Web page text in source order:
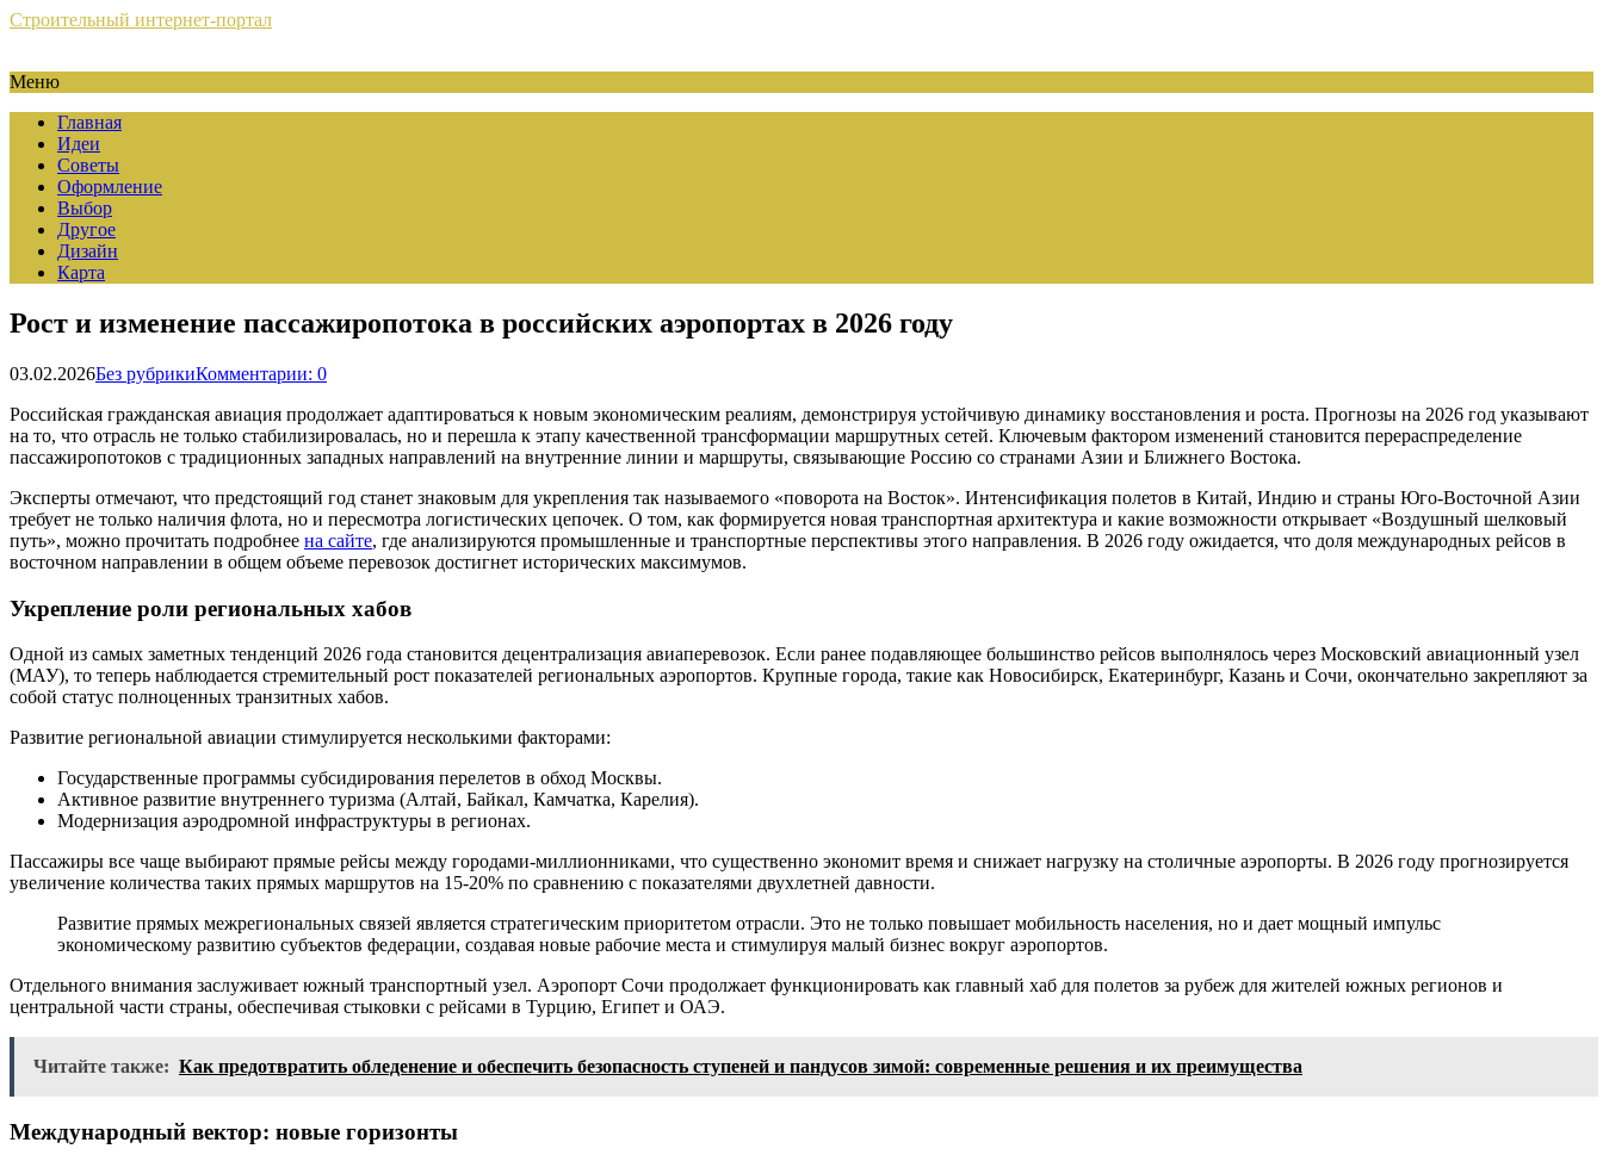
Строительный интернет-портал
Меню
Главная
Идеи
Советы
Оформление
Выбор
Другое
Дизайн
Карта
Рост и изменение пассажиропотока в российских аэропортах в 2026 году
03.02.2026Без рубрикиКомментарии: 0
Российская гражданская авиация продолжает адаптироваться к новым экономическим реалиям, демонстрируя устойчивую динамику восстановления и роста. Прогнозы на 2026 год указывают
на то, что отрасль не только стабилизировалась, но и перешла к этапу качественной трансформации маршрутных сетей. Ключевым фактором изменений становится перераспределение
пассажиропотоков с традиционных западных направлений на внутренние линии и маршруты, связывающие Россию со странами Азии и Ближнего Востока.
Эксперты отмечают, что предстоящий год станет знаковым для укрепления так называемого «поворота на Восток». Интенсификация полетов в Китай, Индию и страны Юго-Восточной Азии
требует не только наличия флота, но и пересмотра логистических цепочек. О том, как формируется новая транспортная архитектура и какие возможности открывает «Воздушный шелковый
путь», можно прочитать подробнее на сайте, где анализируются промышленные и транспортные перспективы этого направления. В 2026 году ожидается, что доля международных рейсов в
восточном направлении в общем объеме перевозок достигнет исторических максимумов.
Укрепление роли региональных хабов
Одной из самых заметных тенденций 2026 года становится децентрализация авиаперевозок. Если ранее подавляющее большинство рейсов выполнялось через Московский авиационный узел
(МАУ), то теперь наблюдается стремительный рост показателей региональных аэропортов. Крупные города, такие как Новосибирск, Екатеринбург, Казань и Сочи, окончательно закрепляют за
собой статус полноценных транзитных хабов.
Развитие региональной авиации стимулируется несколькими факторами:
Государственные программы субсидирования перелетов в обход Москвы.
Активное развитие внутреннего туризма (Алтай, Байкал, Камчатка, Карелия).
Модернизация аэродромной инфраструктуры в регионах.
Пассажиры все чаще выбирают прямые рейсы между городами-миллионниками, что существенно экономит время и снижает нагрузку на столичные аэропорты. В 2026 году прогнозируется
увеличение количества таких прямых маршрутов на 15-20% по сравнению с показателями двухлетней давности.
Развитие прямых межрегиональных связей является стратегическим приоритетом отрасли. Это не только повышает мобильность населения, но и дает мощный импульс
экономическому развитию субъектов федерации, создавая новые рабочие места и стимулируя малый бизнес вокруг аэропортов.
Отдельного внимания заслуживает южный транспортный узел. Аэропорт Сочи продолжает функционировать как главный хаб для полетов за рубеж для жителей южных регионов и
центральной части страны, обеспечивая стыковки с рейсами в Турцию, Египет и ОАЭ.
Читайте также: Как предотвратить обледенение и обеспечить безопасность ступеней и пандусов зимой: современные решения и их преимущества
Международный вектор: новые горизонты